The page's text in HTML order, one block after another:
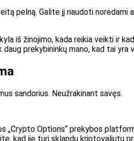
pelną. Galite jį naudoti
žinojimo, kada reikia veikti ir
prekybininkų mano, kad tai
sandorius. Neužrakinant savęs.
„Crypto Options“ prekybos
kad jie turi sklandų kriptovaliutų